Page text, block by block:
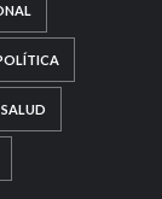
SALUD